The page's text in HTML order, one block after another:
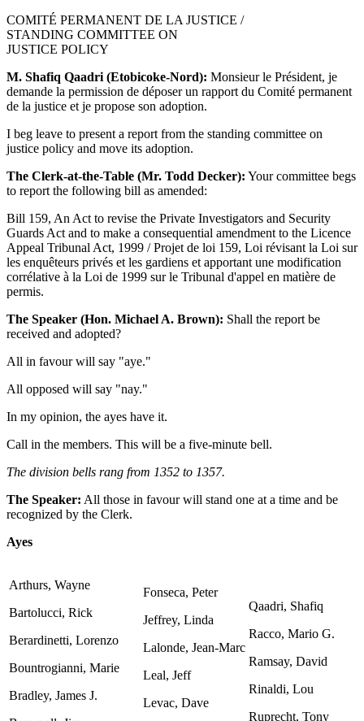
COMITÉ PERMANENT DE LA JUSTICE /
STANDING COMMITTEE ON
JUSTICE POLICY
M. Shafiq Qaadri (Etobicoke-Nord): Monsieur le Président, je
demande la permission de déposer un rapport du Comité permanent
de la justice et je propose son adoption.
I beg leave to present a report from the standing committee on
justice policy and move its adoption.
The Clerk-at-the-Table (Mr. Todd Decker): Your committee begs
to report the following bill as amended:
Bill 159, An Act to revise the Private Investigators and Security
Guards Act and to make a consequential amendment to the Licence
Appeal Tribunal Act, 1999 / Projet de loi 159, Loi révisant la Loi sur
les enquêteurs privés et les gardiens et apportant une modification
corrélative à la Loi de 1999 sur le Tribunal d'appel en matière de
permis.
The Speaker (Hon. Michael A. Brown): Shall the report be
received and adopted?
All in favour will say "aye."
All opposed will say "nay."
In my opinion, the ayes have it.
Call in the members. This will be a five-minute bell.
The division bells rang from 1352 to 1357.
The Speaker: All those in favour will stand one at a time and be
recognized by the Clerk.
Ayes
Arthurs, Wayne
Bartolucci, Rick
Berardinetti, Lorenzo
Bountrogianni, Marie
Bradley, James J.
Fonseca, Peter
Jeffrey, Linda
Lalonde, Jean-Marc
Leal, Jeff
Levac, Dave
Qaadri, Shafiq
Racco, Mario G.
Ramsay, David
Rinaldi, Lou
Ruprecht, Tony